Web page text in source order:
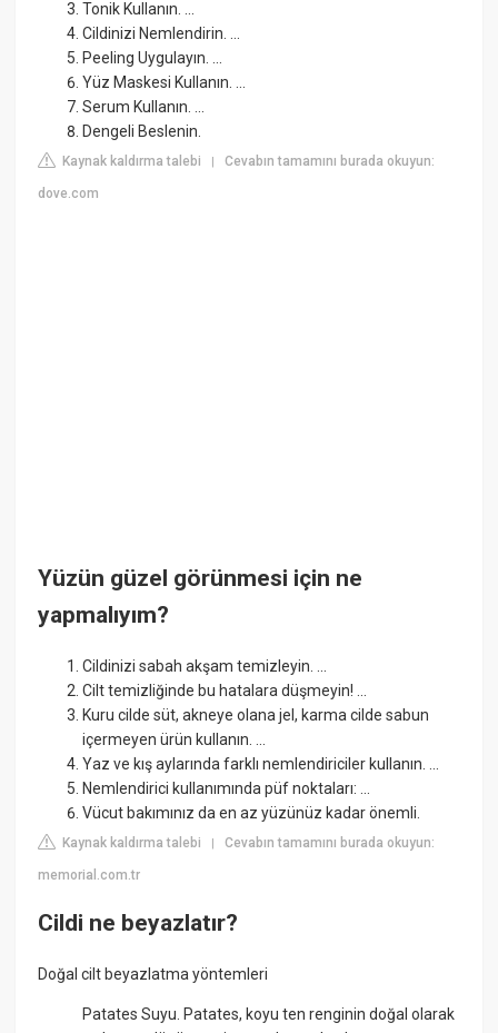
Tonik Kullanın. ...
Cildinizi Nemlendirin. ...
Peeling Uygulayın. ...
Yüz Maskesi Kullanın. ...
Serum Kullanın. ...
Dengeli Beslenin.
Kaynak kaldırma talebi |Cevabın tamamını burada okuyun:
dove.com
Yüzün güzel görünmesi için ne
yapmalıyım?
Cildinizi sabah akşam temizleyin. ...
Cilt temizliğinde bu hatalara düşmeyin! ...
Kuru cilde süt, akneye olana jel, karma cilde sabun
içermeyen ürün kullanın. ...
Yaz ve kış aylarında farklı nemlendiriciler kullanın. ...
Nemlendirici kullanımında püf noktaları: ...
Vücut bakımınız da en az yüzünüz kadar önemli.
Kaynak kaldırma talebi |Cevabın tamamını burada okuyun:
memorial.com.tr
Cildi ne beyazlatır?
Doğal cilt beyazlatma yöntemleri
Patates Suyu. Patates, koyu ten renginin doğal olarak